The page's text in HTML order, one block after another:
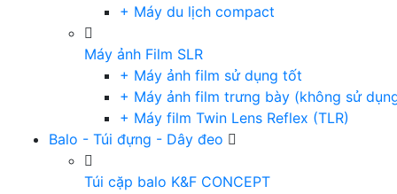
+ Máy du lịch compact
Máy ảnh Film SLR
+ Máy ảnh film sử dụng tốt
+ Máy ảnh film trưng bày (không sử
+ Máy film Twin Lens Reflex (TLR)
Balo - Túi đựng - Dây đeo
Túi cặp balo K&F CONCEPT